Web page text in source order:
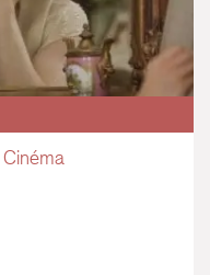
Girl